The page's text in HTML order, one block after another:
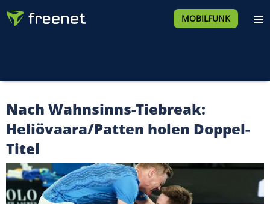
MOBILFUNK
Nach Wahnsinns-Tiebreak:
Heliövaara/Patten holen Doppel-
Titel